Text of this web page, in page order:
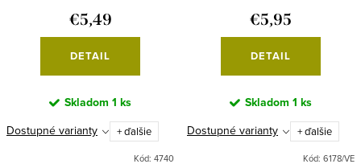
€5,49
DETAIL
Skladom 1 ks
Dostupné varianty
+ ďalšie
Kód: 4740
€5,95
DETAIL
Skladom 1 ks
Dostupné varianty
+ ďalšie
Kód: 6178/VE